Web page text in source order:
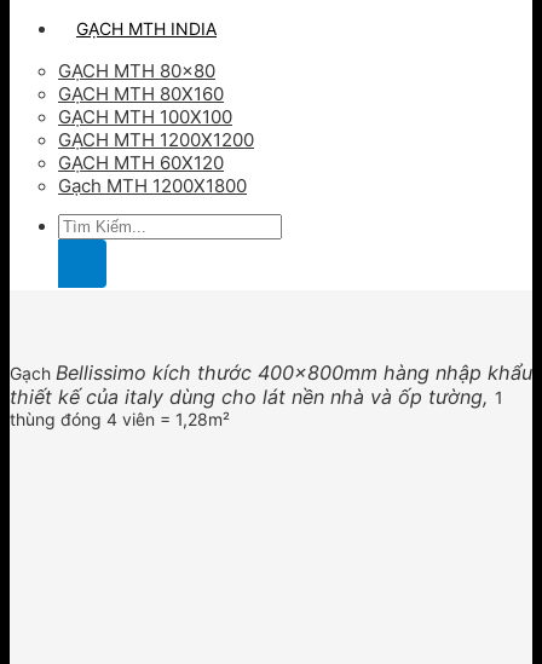
GẠCH MTH INDIA
GẠCH MTH 80×80
GẠCH MTH 80X160
GẠCH MTH 100X100
GẠCH MTH 1200X1200
GẠCH MTH 60X120
Gạch MTH 1200X1800
Tìm
kiếm:
Gạch Bellissimo kích thước 400x800mm hàng nhập khẩu
thiết kế của italy dùng cho lát nền nhà và ốp tường, 1
thùng đóng 4 viên = 1,28m²